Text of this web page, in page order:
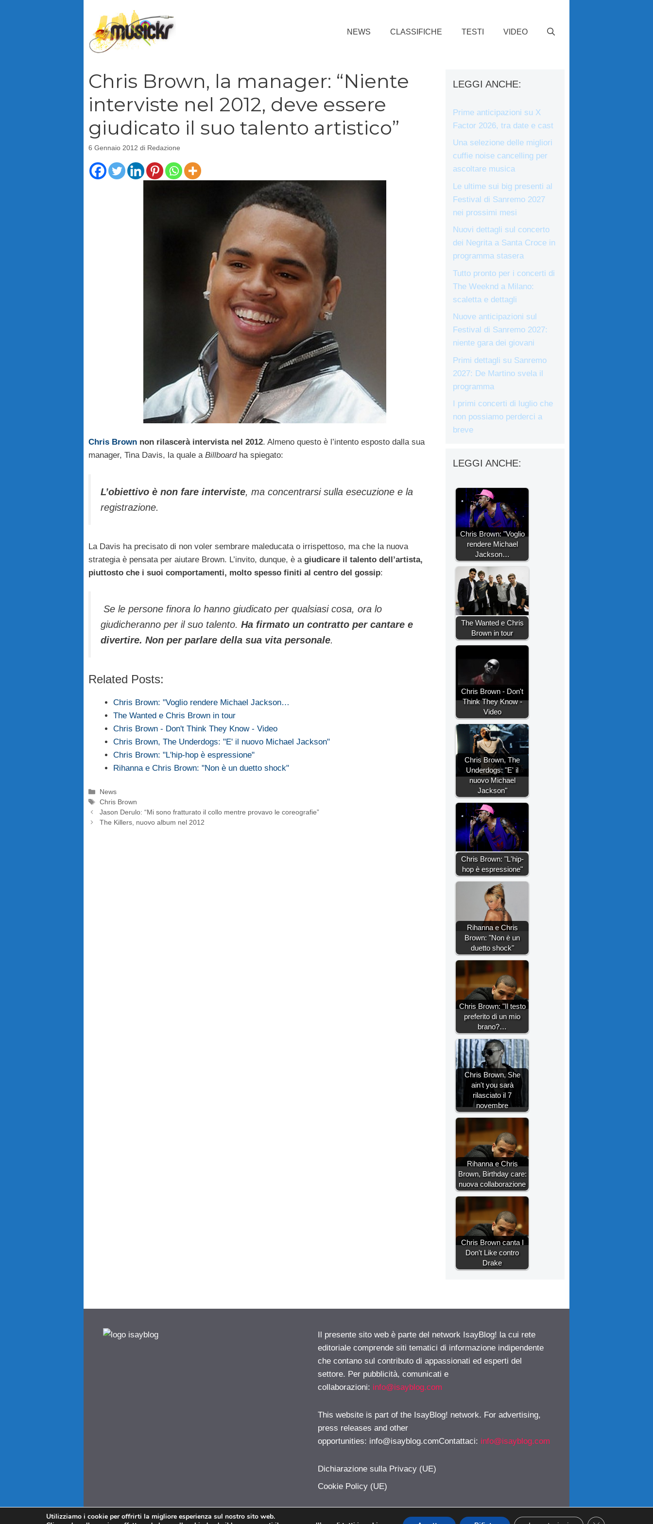
NEWS CLASSIFICHE TESTI VIDEO
Chris Brown, la manager: “Niente
interviste nel 2012, deve essere
giudicato il suo talento artistico”
6 Gennaio 2012 di Redazione
Chris Brown non rilascerà intervista nel 2012. Almeno questo è l’intento esposto dalla sua
manager, Tina Davis, la quale a Billboardha spiegato:
L’obiettivo è non fare interviste, ma concentrarsi sulla esecuzione e la
registrazione.
La Davis ha precisato di non voler sembrare maleducata o irrispettoso, ma che la nuova
strategia è pensata per aiutare Brown. L’invito, dunque, è a giudicare il talento dell’artista,
piuttosto che i suoi comportamenti, molto spesso finiti al centro del gossip:
Se le persone finora lo hanno giudicato per qualsiasi cosa, ora lo
giudicheranno per il suo talento. Ha firmato un contratto per cantare e
divertire. Non per parlare della sua vita personale.
Related Posts:
Chris Brown: "Voglio rendere Michael Jackson…
The Wanted e Chris Brown in tour
Chris Brown - Don't Think They Know - Video
Chris Brown, The Underdogs: "E' il nuovo Michael Jackson"
Chris Brown: "L'hip-hop è espressione"
Rihanna e Chris Brown: "Non è un duetto shock"
Categorie
News
Tag
Chris Brown
Jason Derulo: “Mi sono fratturato il collo mentre provavo le coreografie”
The Killers, nuovo album nel 2012
LEGGI ANCHE:
Prime anticipazioni su X
Factor 2026, tra date e cast
Una selezione delle migliori
cuffie noise cancelling per
ascoltare musica
Le ultime sui big presenti al
Festival di Sanremo 2027
nei prossimi mesi
Nuovi dettagli sul concerto
dei Negrita a Santa Croce in
programma stasera
Tutto pronto per i concerti di
The Weeknd a Milano:
scaletta e dettagli
Nuove anticipazioni sul
Festival di Sanremo 2027:
niente gara dei giovani
Primi dettagli su Sanremo
2027: De Martino svela il
programma
I primi concerti di luglio che
non possiamo perderci a
breve
LEGGI ANCHE:
Chris Brown: "Voglio
rendere Michael
Jackson…
The Wanted e Chris
Brown in tour
Chris Brown - Don't
Think They Know -
Video
Chris Brown, The
Underdogs: "E' il
nuovo Michael
Jackson"
Chris Brown: "L'hip-
hop è espressione"
Rihanna e Chris
Brown: "Non è un
duetto shock"
Chris Brown: "Il testo
preferito di un mio
brano?…
Chris Brown, She
ain't you sarà
rilasciato il 7
novembre
Rihanna e Chris
Brown, Birthday care:
nuova collaborazione
Chris Brown canta I
Don't Like contro
Drake
Il presente sito web è parte del network IsayBlog! la cui rete
editoriale comprende siti tematici di informazione indipendente
che contano sul contributo di appassionati ed esperti del
settore. Per pubblicità, comunicati e
collaborazioni: info@isayblog.com
This website is part of the IsayBlog! network. For advertising,
press releases and other
opportunities: info@isayblog.comContattaci: info@isayblog.com
Dichiarazione sulla Privacy (UE)
Cookie Policy (UE)
Utilizziamo i cookie per offrirti la migliore esperienza sul nostro sito web.